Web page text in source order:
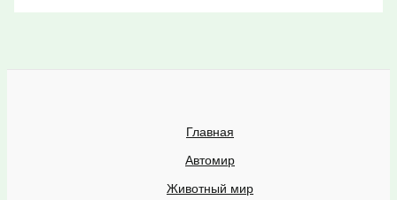
Главная
Автомир
Животный мир